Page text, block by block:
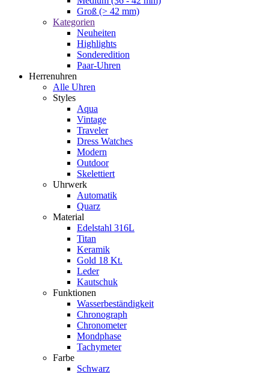
Groß (> 42 mm)
Kategorien
Neuheiten
Highlights
Sonderedition
Paar-Uhren
Herrenuhren
Alle Uhren
Styles
Aqua
Vintage
Traveler
Dress Watches
Modern
Outdoor
Skelettiert
Uhrwerk
Automatik
Quarz
Material
Edelstahl 316L
Titan
Keramik
Gold 18 Kt.
Leder
Kautschuk
Funktionen
Wasserbeständigkeit
Chronograph
Chronometer
Mondphase
Tachymeter
Farbe
Schwarz